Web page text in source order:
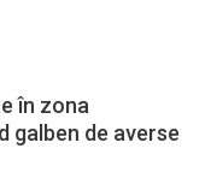
în zona
galben de averse